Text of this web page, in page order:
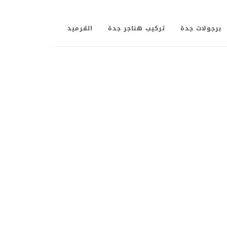
برجولات جدة تركيب هناجر جدة القرميد